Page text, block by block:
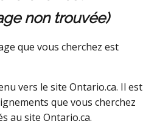
non trouvée)
que vous cherchez est
vers le site Ontario.ca. Il est
que vous cherchez
au site Ontario.ca.